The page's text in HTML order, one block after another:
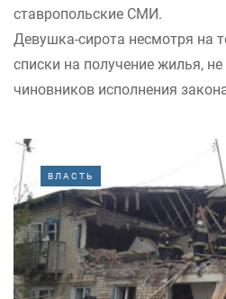
ставропольские СМИ.
Девушка-сирота несмотря на
списки на получение жилья,
чиновников исполнения
ВЛАСТЬ